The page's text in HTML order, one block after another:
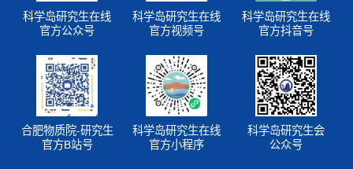
科学岛研究生在线
官方公众号
科学岛研究生在线
官方视频号
科学岛研究生在线
官方抖音号
合肥物质院-研究生
官方B站号
科学岛研究生在线
官方小程序
科学岛研究生会
公众号